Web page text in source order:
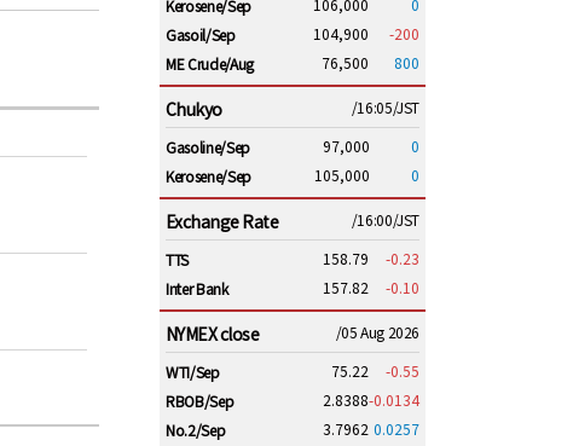
Kerosene/Sep
106,000
0
Gasoil/Sep
104,900
-200
ME Crude/Aug
76,500 800
Chukyo
/16:05/JST
Gasoline/Sep
97,000
0
Kerosene/Sep
105,000 0
Exchange Rate
/16:00/JST
TTS
158.79
-0.23
Inter Bank
157.82 -0.10
NYMEX close
/05 Aug 2026
WTI/Sep
75.22
-0.55
RBOB/Sep
2.8388-0.0134
No.2/Sep
3.7962 0.0257